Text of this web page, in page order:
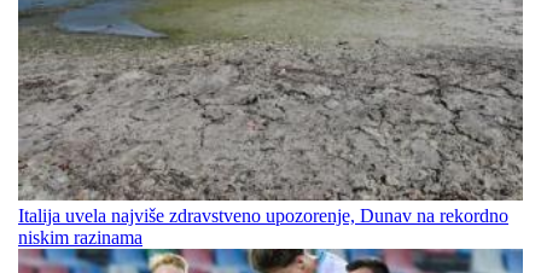
Italija uvela najviše zdravstveno upozorenje, Dunav na rekordno
niskim razinama